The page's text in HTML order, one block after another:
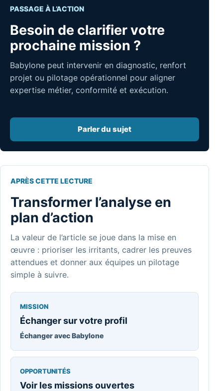
PASSAGE À L’ACTION
Besoin de clarifier votre
prochaine mission ?
Babylone peut intervenir en diagnostic, renfort
projet ou pilotage opérationnel pour aligner
expertise métier, conformité et exécution.
Parler du sujet
APRÈS CETTE LECTURE
Transformer l’analyse en
plan d’action
La valeur de l’article se joue dans la mise en
œuvre : prioriser les irritants, cadrer les preuves
attendues et donner aux équipes un pilotage
simple à suivre.
MISSION
Échanger sur votre profil
Échanger avec Babylone
OPPORTUNITÉS
Voir les missions ouvertes